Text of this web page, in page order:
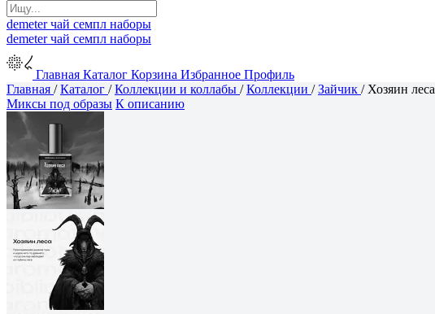
demeterчай семпл наборы
demeterчай семпл наборы
Главная Каталог Корзина Избранное Профиль
Главная /Каталог /Коллекции и коллабы /Коллекции /Зайчик / Хозяин леса
Миксы под образы К описанию